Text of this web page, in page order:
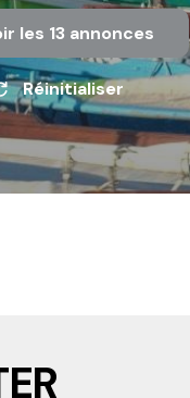
les 13 annonces
Réinitialiser